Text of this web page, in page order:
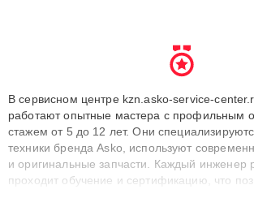
В сервисном центре kzn.asko-service-
работают опытные мастера с профильным
стажем от 5 до 12 лет. Они
техники бренда Asko, используют
и оригинальные запчасти. Каждый инженер
проходит обучение и сертификацию, что